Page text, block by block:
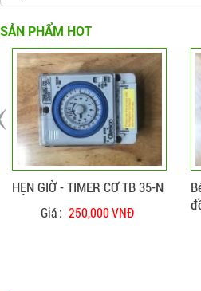
SẢN PHẨM HOT
CHI TIẾT
HẸN GIỜ - TIMER CƠ TB 35-N
Giá : 250,000 VNĐ
ĐẶT HÀNG